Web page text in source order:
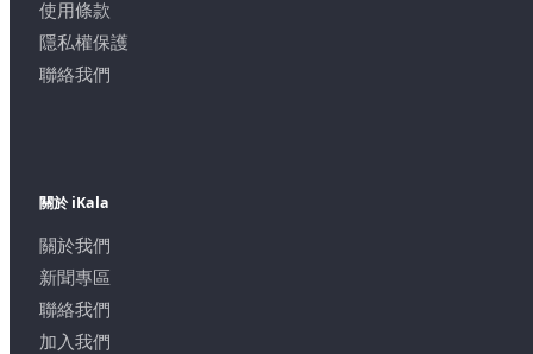
使用條款
隱私權保護
聯絡我們
關於 iKala
關於我們
新聞專區
聯絡我們
加入我們